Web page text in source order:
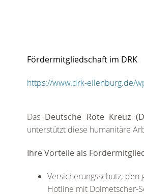
Fördermitgliedschaft im DRK
https://www.drk-eilenburg.de/
Das Deutsche Rote Kreuz
unterstützt diese humanitäre
Ihre Vorteile als
Versicherungsschutz, den
Hotline mit Dolmetscher-